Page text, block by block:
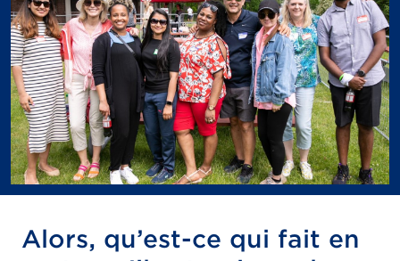
Alors, qu’est-ce qui fait en